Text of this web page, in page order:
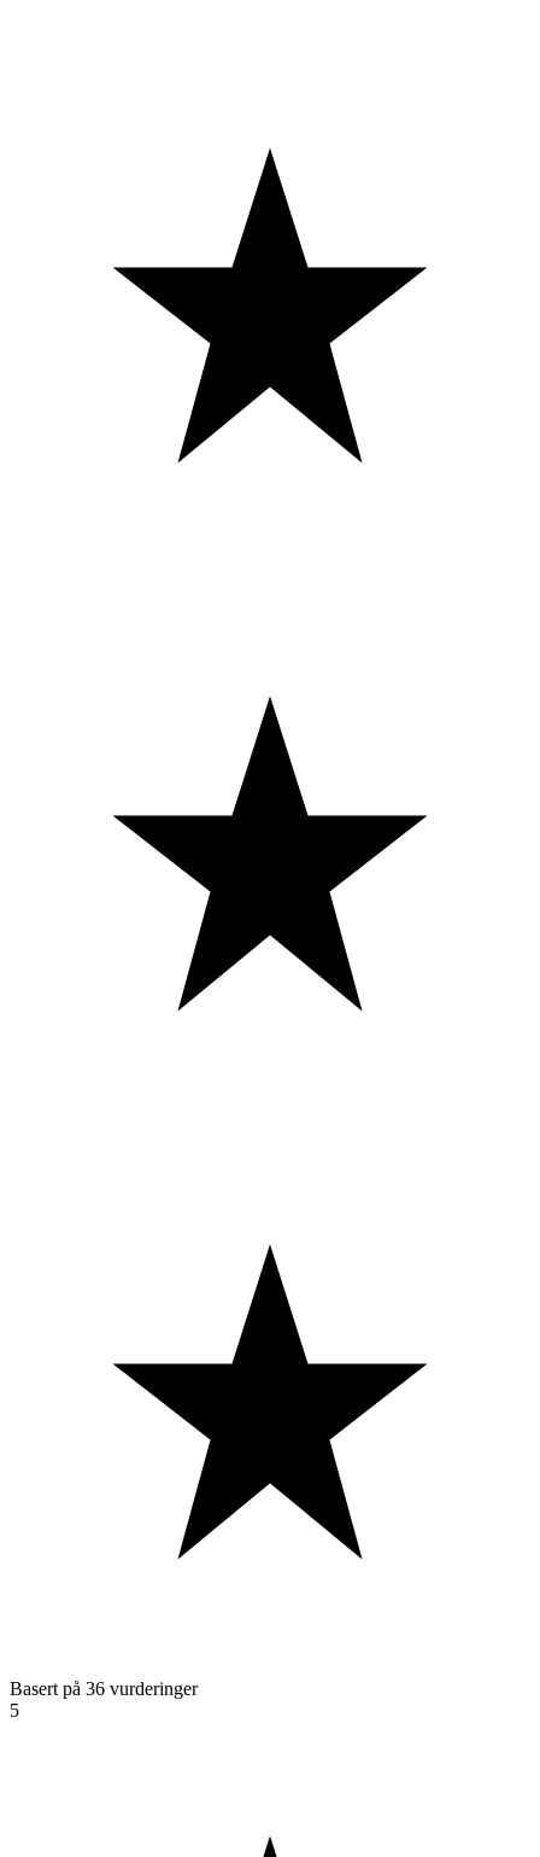
Basert på 36 vurderinger
5